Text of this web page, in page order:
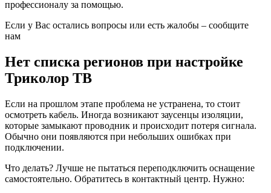
профессионалу за помощью.
Если у Вас остались вопросы или есть жалобы – сообщите
нам
Нет списка регионов при настройке
Триколор ТВ
Если на прошлом этапе проблема не устранена, то стоит
осмотреть кабель. Иногда возникают заусенцы изоляции,
которые замыкают проводник и происходит потеря сигнала.
Обычно они появляются при небольших ошибках при
подключении.
Что делать? Лучше не пытаться переподключить оснащение
самостоятельно. Обратитесь в контактный центр. Нужно: